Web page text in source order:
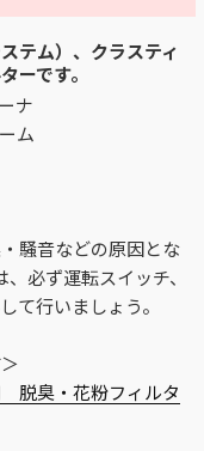
テム）、クラスティ
ーです。
ナ
ム
騒音などの原因とな
必ず運転スイッチ、
て行いましょう。
脱臭・花粉フィルタ